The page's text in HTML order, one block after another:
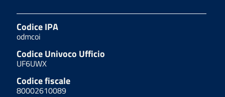
Codice IPA
odmcoi
Codice Univoco Ufficio
UF6UWX
Codice fiscale
80002610089